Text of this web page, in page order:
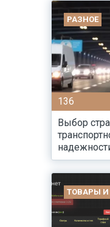
РАЗНОЕ
136
Выбор
ТОВАРЫ И